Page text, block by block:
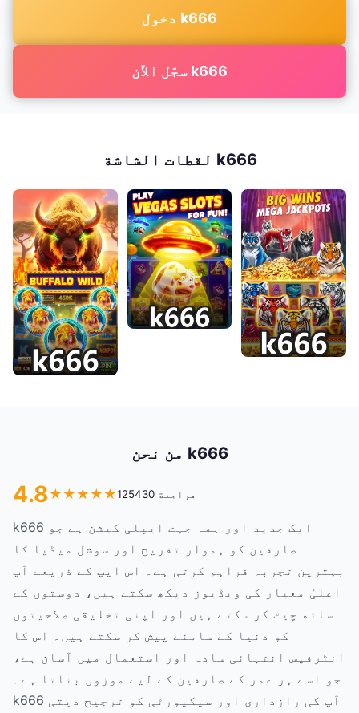
دخول k666
سجّل الآن k666
لقطات الشاشة k666
من نحن k666
4.8★ ★ ★ ★ ★ 125430 مراجعة
k666 ایک جدید اور ہمہ جہت ایپلی کیشن ہے جو
صارفین کو ہموار تفریح اور سوشل میڈیا کا
بہترین تجربہ فراہم کرتی ہے۔ اس ایپ کے ذریعے آپ
اعلیٰ معیار کی ویڈیوز دیکھ سکتے ہیں، دوستوں کے
ساتھ چیٹ کر سکتے ہیں اور اپنی تخلیقی صلاحیتوں
کو دنیا کے سامنے پیش کر سکتے ہیں۔ اس کا
انٹرفیس انتہائی سادہ اور استعمال میں آسان ہے،
جو اسے ہر عمر کے صارفین کے لیے موزوں بناتا ہے۔
k666 آپ کی رازداری اور سیکیورٹی کو ترجیح دیتی